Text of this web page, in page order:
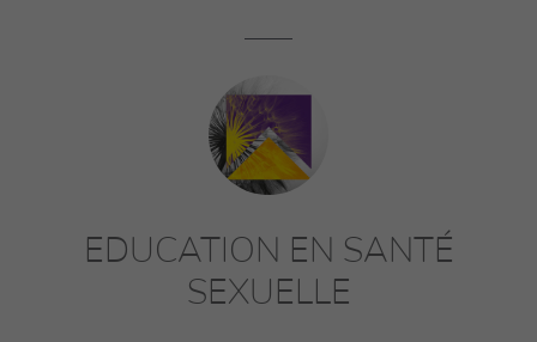
EDUCATION EN SANTÉ
SEXUELLE